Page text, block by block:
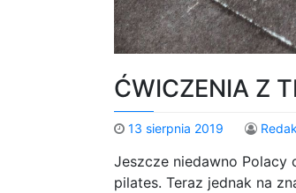
ĆWICZENIA Z
13 sierpnia 2019
Jeszcze niedawno Polacy
pilates. Teraz jednak na